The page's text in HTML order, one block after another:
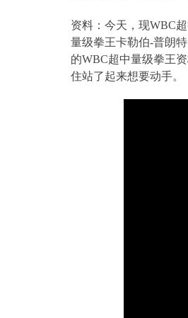
资料：今天，现WBC
量级拳王卡勒伯-普朗
的WBC超中量级拳王
住站了起来想要动手。